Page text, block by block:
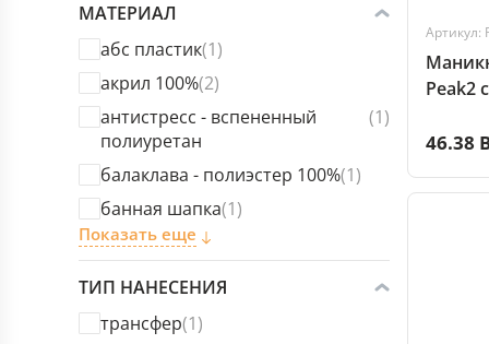
МАТЕРИАЛ
абс пластик(1)
акрил 100%(2)
антистресс - вспененный
полиуретан
(1)
балаклава - полиэстер 100%(1)
банная шапка(1)
Показать еще
ТИП НАНЕСЕНИЯ
трансфер(1)
Артикул:
Peak2
46.38